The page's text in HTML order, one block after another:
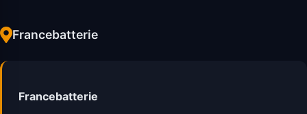
Francebatterie
Francebatterie